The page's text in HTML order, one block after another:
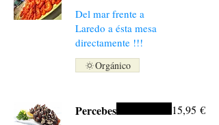
Del mar frente a
Laredo a ésta mesa
directamente !!!
Orgánico
Percebes 15,95 €